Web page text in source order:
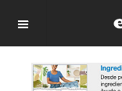
OFF CANVAS